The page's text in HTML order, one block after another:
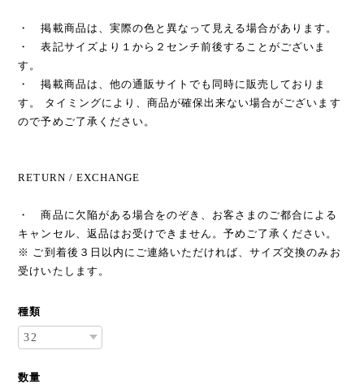
・ 掲載商品は、実際の色と異なって見える場合があります。
・ 表記サイズより１から２センチ前後することがございま
す。
・ 掲載商品は、他の通販サイトでも同時に販売しておりま
す。 タイミングにより、商品が確保出来ない場合がございます
ので予めご了承ください。
RETURN / EXCHANGE
・ 商品に欠陥がある場合をのぞき、お客さまのご都合による
キャンセル、返品はお受けできません。予めご了承ください。
※ ご到着後３日以内にご連絡いただければ、サイズ交換のみお
受けいたします。
種類
数量